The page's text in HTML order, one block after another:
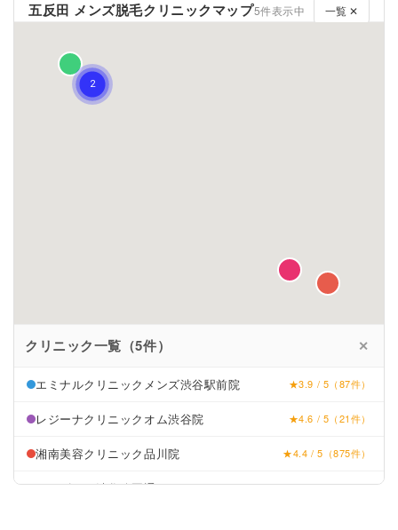
五反田 メンズ脱毛クリニックマップ5件表示中 一覧 ✕
クリニック一覧（5件） ✕
エミナルクリニックメンズ渋谷駅前院 ★3.9 / 5（87件）
レジーナクリニックオム渋谷院 ★4.6 / 5（21件）
湘南美容クリニック品川院 ★4.4 / 5（875件）
メンズリゼ渋谷公園通り ★4.2 / 5（156件）